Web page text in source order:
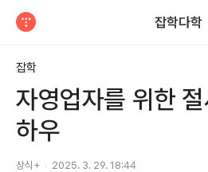
잡학다학
잡학
자영업자를 위한
하우
상식+ 2025. 3. 29. 18:44